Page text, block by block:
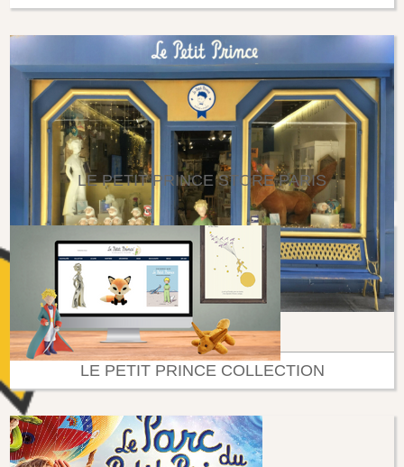
LE PETIT PRINCE STORE PARIS
LE PETIT PRINCE COLLECTION